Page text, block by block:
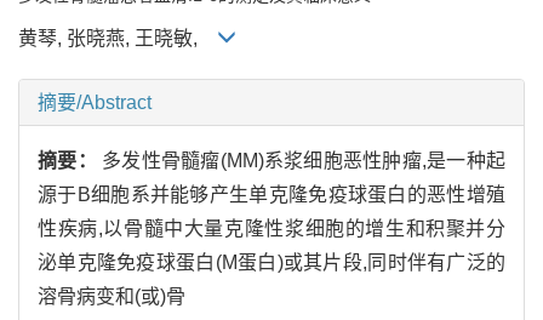
黄琴, 张晓燕, 王晓敏,
摘要/Abstract
摘要： 多发性骨髓瘤(MM)系浆细胞恶性肿瘤,是一种起
源于B细胞系并能够产生单克隆免疫球蛋白的恶性增殖
性疾病,以骨髓中大量克隆性浆细胞的增生和积聚并分
泌单克隆免疫球蛋白(M蛋白)或其片段,同时伴有广泛的
溶骨病变和(或)骨